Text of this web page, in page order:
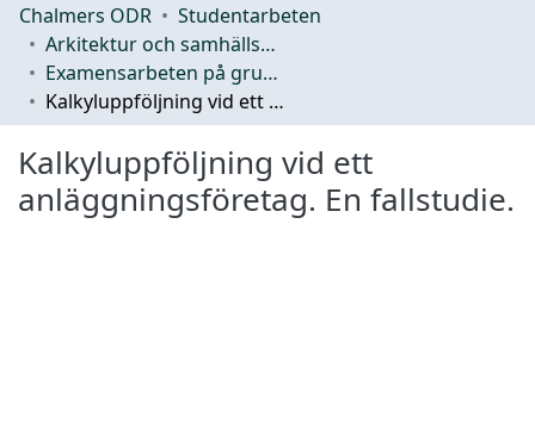
Chalmers ODR
Studentarbeten
Arkitektur och samhällsbyggnadsteknik (ACE)
Examensarbeten på grundnivå
Kalkyluppföljning vid ett anläggningsföretag. En fallstudie.
Kalkyluppföljning vid ett
anläggningsföretag. En fallstudie.